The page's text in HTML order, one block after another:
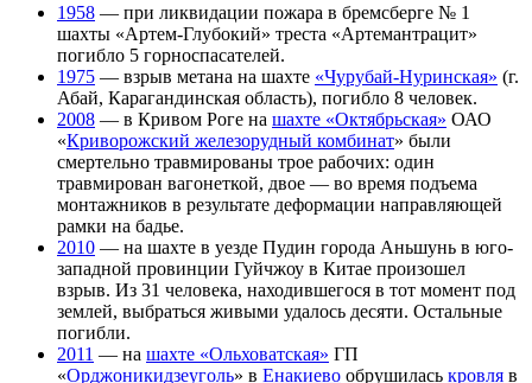
1958 — при ликвидации пожара в бремсберге № 1
шахты «Артем-Глубокий» треста «Артемантрацит»
погибло 5 горноспасателей.
1975 — взрыв метана на шахте «Чурубай-Нуринская» (г.
Абай, Карагандинская область), погибло 8 человек.
2008 — в Кривом Роге на шахте «Октябрьская» ОАО
«Криворожский железорудный комбинат» были
смертельно травмированы трое рабочих: один
травмирован вагонеткой, двое — во время подъема
монтажников в результате деформации направляющей
рамки на бадье.
2010 — на шахте в уезде Пудин города Аньшунь в юго-
западной провинции Гуйчжоу в Китае произошел
взрыв. Из 31 человека, находившегося в тот момент под
землей, выбраться живыми удалось десяти. Остальные
погибли.
2011 — на шахте «Ольховатская» ГП
«Орджоникидзеуголь» в Енакиево обрушилась кровля в